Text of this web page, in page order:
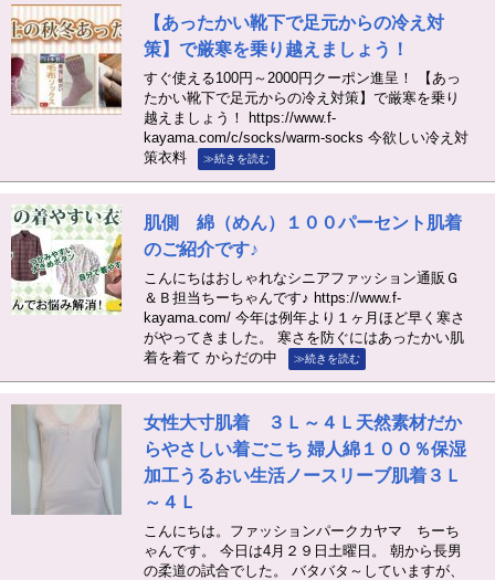
【あったかい靴下で足元からの冷え対
策】で厳寒を乗り越えましょう！
すぐ使える100円～2000円クーポン進呈！ 【あっ
たかい靴下で足元からの冷え対策】で厳寒を乗り
越えましょう！ https://www.f-
kayama.com/c/socks/warm-socks 今欲しい冷え対
策衣料
≫続きを読む
肌側 綿（めん）１００パーセント肌着
のご紹介です♪
こんにちはおしゃれなシニアファッション通販Ｇ
＆Ｂ担当ちーちゃんです♪ https://www.f-
kayama.com/ 今年は例年より１ヶ月ほど早く寒さ
がやってきました。 寒さを防ぐにはあったかい肌
着を着て からだの中
≫続きを読む
女性大寸肌着 ３Ｌ～４Ｌ天然素材だか
らやさしい着ごこち 婦人綿１００％保湿
加工うるおい生活ノースリーブ肌着３Ｌ
～４Ｌ
こんにちは。ファッションパークカヤマ ちーち
ゃんです。 今日は4月２９日土曜日。 朝から長男
の柔道の試合でした。 バタバタ～していますが、